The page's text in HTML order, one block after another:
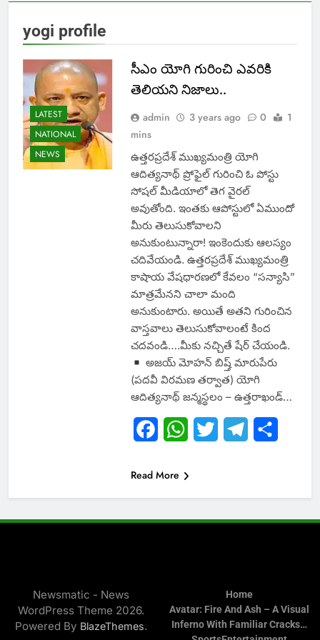
yogi profile
LATEST
NATIONAL
NEWS
సీఎం యోగి గురించి ఎవ‌రికి
తెలియ‌ని నిజాలు..
admin 3 years ago 0
1
mins
ఉత్త‌ర‌ప్ర‌దేశ్ ముఖ్య‌మంత్రి యోగి
ఆదిత్య‌నాథ్ ప్రోఫైల్ గురించి ఓ పోస్టు
సోషల్ మీడియాలో తెగ వైర‌ల్
అవుతోంది. ఇంత‌కు ఆపోస్టులో ఏముందో
మీరు తెలుసుకోవాల‌ని
అనుకుంటున్నారా! ఇంకెందుకు ఆల‌స్యం
చ‌దివేయండి. ఉత్తరప్రదేశ్ ముఖ్యమంత్రి
కాషాయ వేషధారణలో కేవలం “సన్యాసి”
మాత్రమేనని చాలా మంది
అనుకుంటారు. అయితే అతని గురించిన
వాస్తవాలు తెలుసుకోవాలంటే కింద
చదవండి….మీకు నచ్చితే షేర్ చేయండి.
అజయ్ మోహన్ బిష్త్ మారుపేరు
(పదవీ విరమణ తర్వాత) యోగి
ఆదిత్యనాథ్ జన్మస్థలం – ఉత్తరాఖండ్…
FacebookWhatsApp
Twitter Telegram
Read More
Newsmatic - News
WordPress Theme 2026.
Powered By BlazeThemes.
Home
Avatar: Fire And Ash – A Visual
Inferno With Familiar Cracks…